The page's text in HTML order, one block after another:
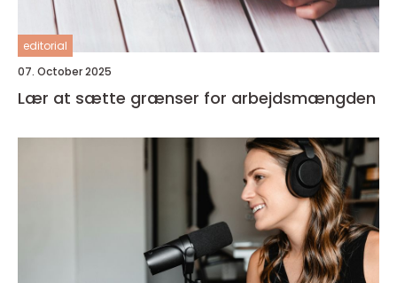
editorial
07. October 2025
Lær at sætte grænser for arbejdsmængden